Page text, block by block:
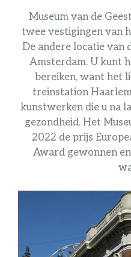
Museum van de
twee vestigingen van
De andere locatie van
Amsterdam. U kunt
bereiken, want het
treinstation
kunstwerken die u na
gezondheid. Het
2022 de prijs
Award gewonnen